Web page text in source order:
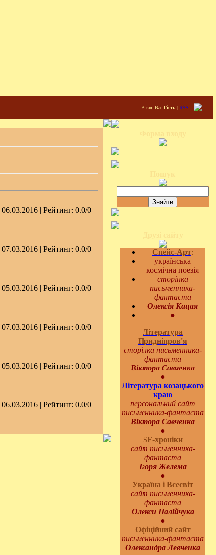
Вітаю Вас Гість | RSS
06.03.2016 | Рейтинг: 0.0/0 |
07.03.2016 | Рейтинг: 0.0/0 |
05.03.2016 | Рейтинг: 0.0/0 |
07.03.2016 | Рейтинг: 0.0/0 |
05.03.2016 | Рейтинг: 0.0/0 |
06.03.2016 | Рейтинг: 0.0/0 |
Спейс-Арт:
українська
космічна поезія
сторінка
письменника-
фантаста
Олексія Кацая
●
Література
Придніпров'я
сторінка письменника-
фантаста
Віктора Савченка
●
Література козацького
краю
персональний сайт
письменника-фантаста
Віктора Савченка
●
SF-хроніки
сайт письменника-
фантаста
Ігоря Желема
●
Україна і Всесвіт
сайт письменника-
фантаста
Олекси Палійчука
●
Офіційний сайт
письменника-фантаста
Олександра Левченка